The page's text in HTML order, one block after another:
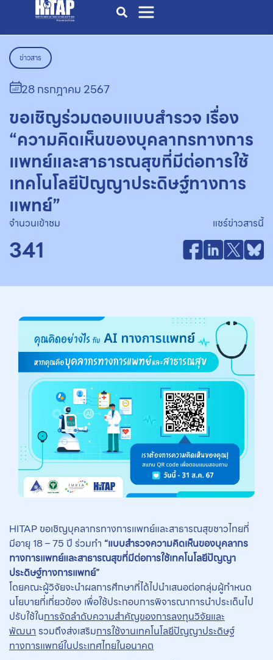
ข่าวสาร
28 กรกฎาคม 2567
ขอเชิญร่วมตอบแบบสำรวจ เรื่อง
“ความคิดเห็นของบุคลากรทางการ
แพทย์และสาธารณสุขที่มีต่อการใช้
เทคโนโลยีปัญญาประดิษฐ์ทางการ
แพทย์”
จำนวนเข้าชม
341
แชร์ข่าวสารนี้
HITAP ขอเชิญบุคลากรทางการแพทย์และสาธารณสุขชาวไทยที่
มีอายุ 18 – 75 ปี ร่วมทำ “แบบสำรวจความคิดเห็นของบุคลากร
ทางการแพทย์และสาธารณสุขที่มีต่อการใช้เทคโนโลยีปัญญา
ประดิษฐ์ทางการแพทย์”
โดยคณะผู้วิจัยจะนำผลการศึกษาที่ได้ไปนำเสนอต่อกลุ่มผู้กำหนด
นโยบายที่เกี่ยวข้อง เพื่อใช้ประกอบการพิจารณาการนำประเด็นไป
ปรับใช้ในการจัดลำดับความสำคัญของการลงทุนวิจัยและ
พัฒนา รวมถึงส่งเสริมการใช้งานเทคโนโลยีปัญญาประดิษฐ์
ทางการแพทย์ในประเทศไทยในอนาคต